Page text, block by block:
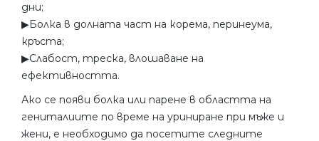
дни;
▶︎Болка в долната част на корема, перинеума,
кръста;
▶︎Слабост, треска, влошаване на
ефективността.
Ако се появи болка или парене в областта на
гениталиите по време на уриниране при мъже и
жени, е необходимо да посетите следните